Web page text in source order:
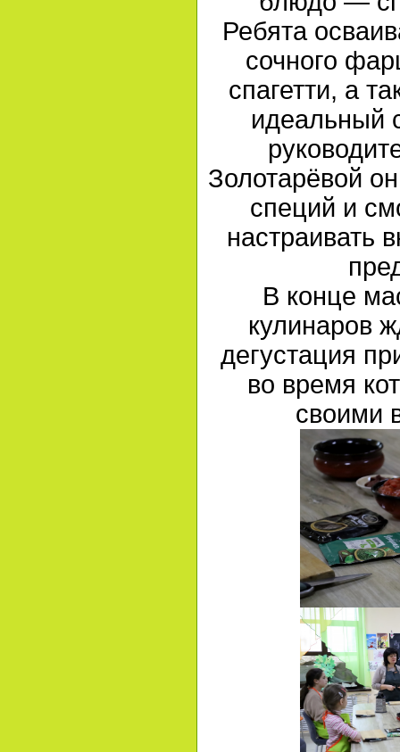
Ребята
сочного
спагетти, а
идеальный
Золотарёвой
специй и
настраивать
В конце
кулинаров
дегустация
во время
своими